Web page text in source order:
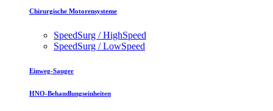
Chirurgische Motorensysteme
SpeedSurg / HighSpeed
SpeedSurg / LowSpeed
Einweg-Sauger
HNO-Behandlungseinheiten